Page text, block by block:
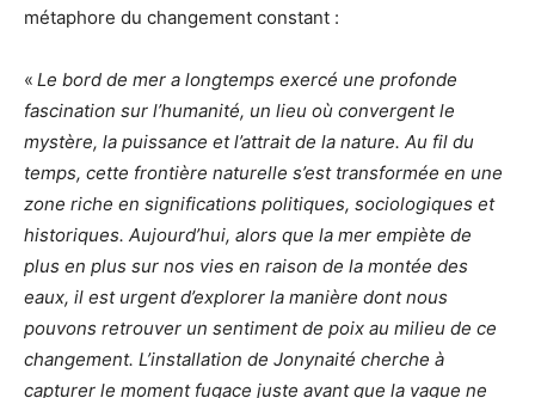
métaphore du changement constant :
« Le bord de mer a longtemps exercé une profonde
fascination sur l’humanité, un lieu où convergent le
mystère, la puissance et l’attrait de la nature. Au fil du
temps, cette frontière naturelle s’est transformée en une
zone riche en significations politiques, sociologiques et
historiques. Aujourd’hui, alors que la mer empiète de
plus en plus sur nos vies en raison de la montée des
eaux, il est urgent d’explorer la manière dont nous
pouvons retrouver un sentiment de poix au milieu de ce
changement. L’installation de Jonynaité cherche à
capturer le moment fugace juste avant que la vague ne